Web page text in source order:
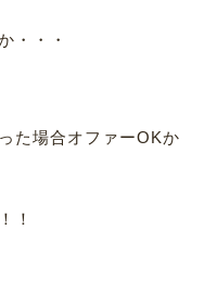
・・・
た場合オファーOKか
！